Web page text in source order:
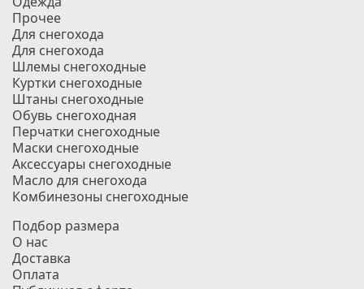
Прочее
Для снегохода
Для снегохода
Шлемы снегоходные
Куртки снегоходные
Штаны снегоходные
Обувь снегоходная
Перчатки снегоходные
Маски снегоходные
Аксессуары снегоходные
Масло для снегохода
Комбинезоны снегоходные
Подбор размера
О нас
Доставка
Оплата